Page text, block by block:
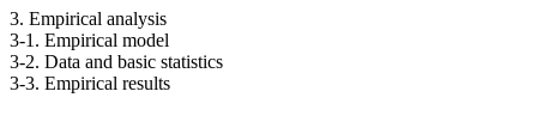
3. Empirical analysis
3-1. Empirical model
3-2. Data and basic statistics
3-3. Empirical results